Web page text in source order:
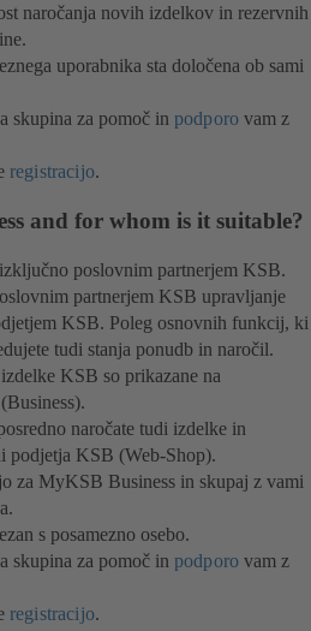
naročanja novih izdelkov in rezervnih
uporabnika sta določena ob sami
skupina za pomoč in podporo vam z
registracijo.
and for whom is it suitable?
poslovnim partnerjem KSB.
partnerjem KSB upravljanje
KSB. Poleg osnovnih funkcij, ki
tudi stanja ponudb in naročil.
KSB so prikazane na
naročate tudi izdelke in
podjetja KSB (Web-Shop).
za MyKSB Business in skupaj z vami
s posamezno osebo.
skupina za pomoč in podporo vam z
registracijo.